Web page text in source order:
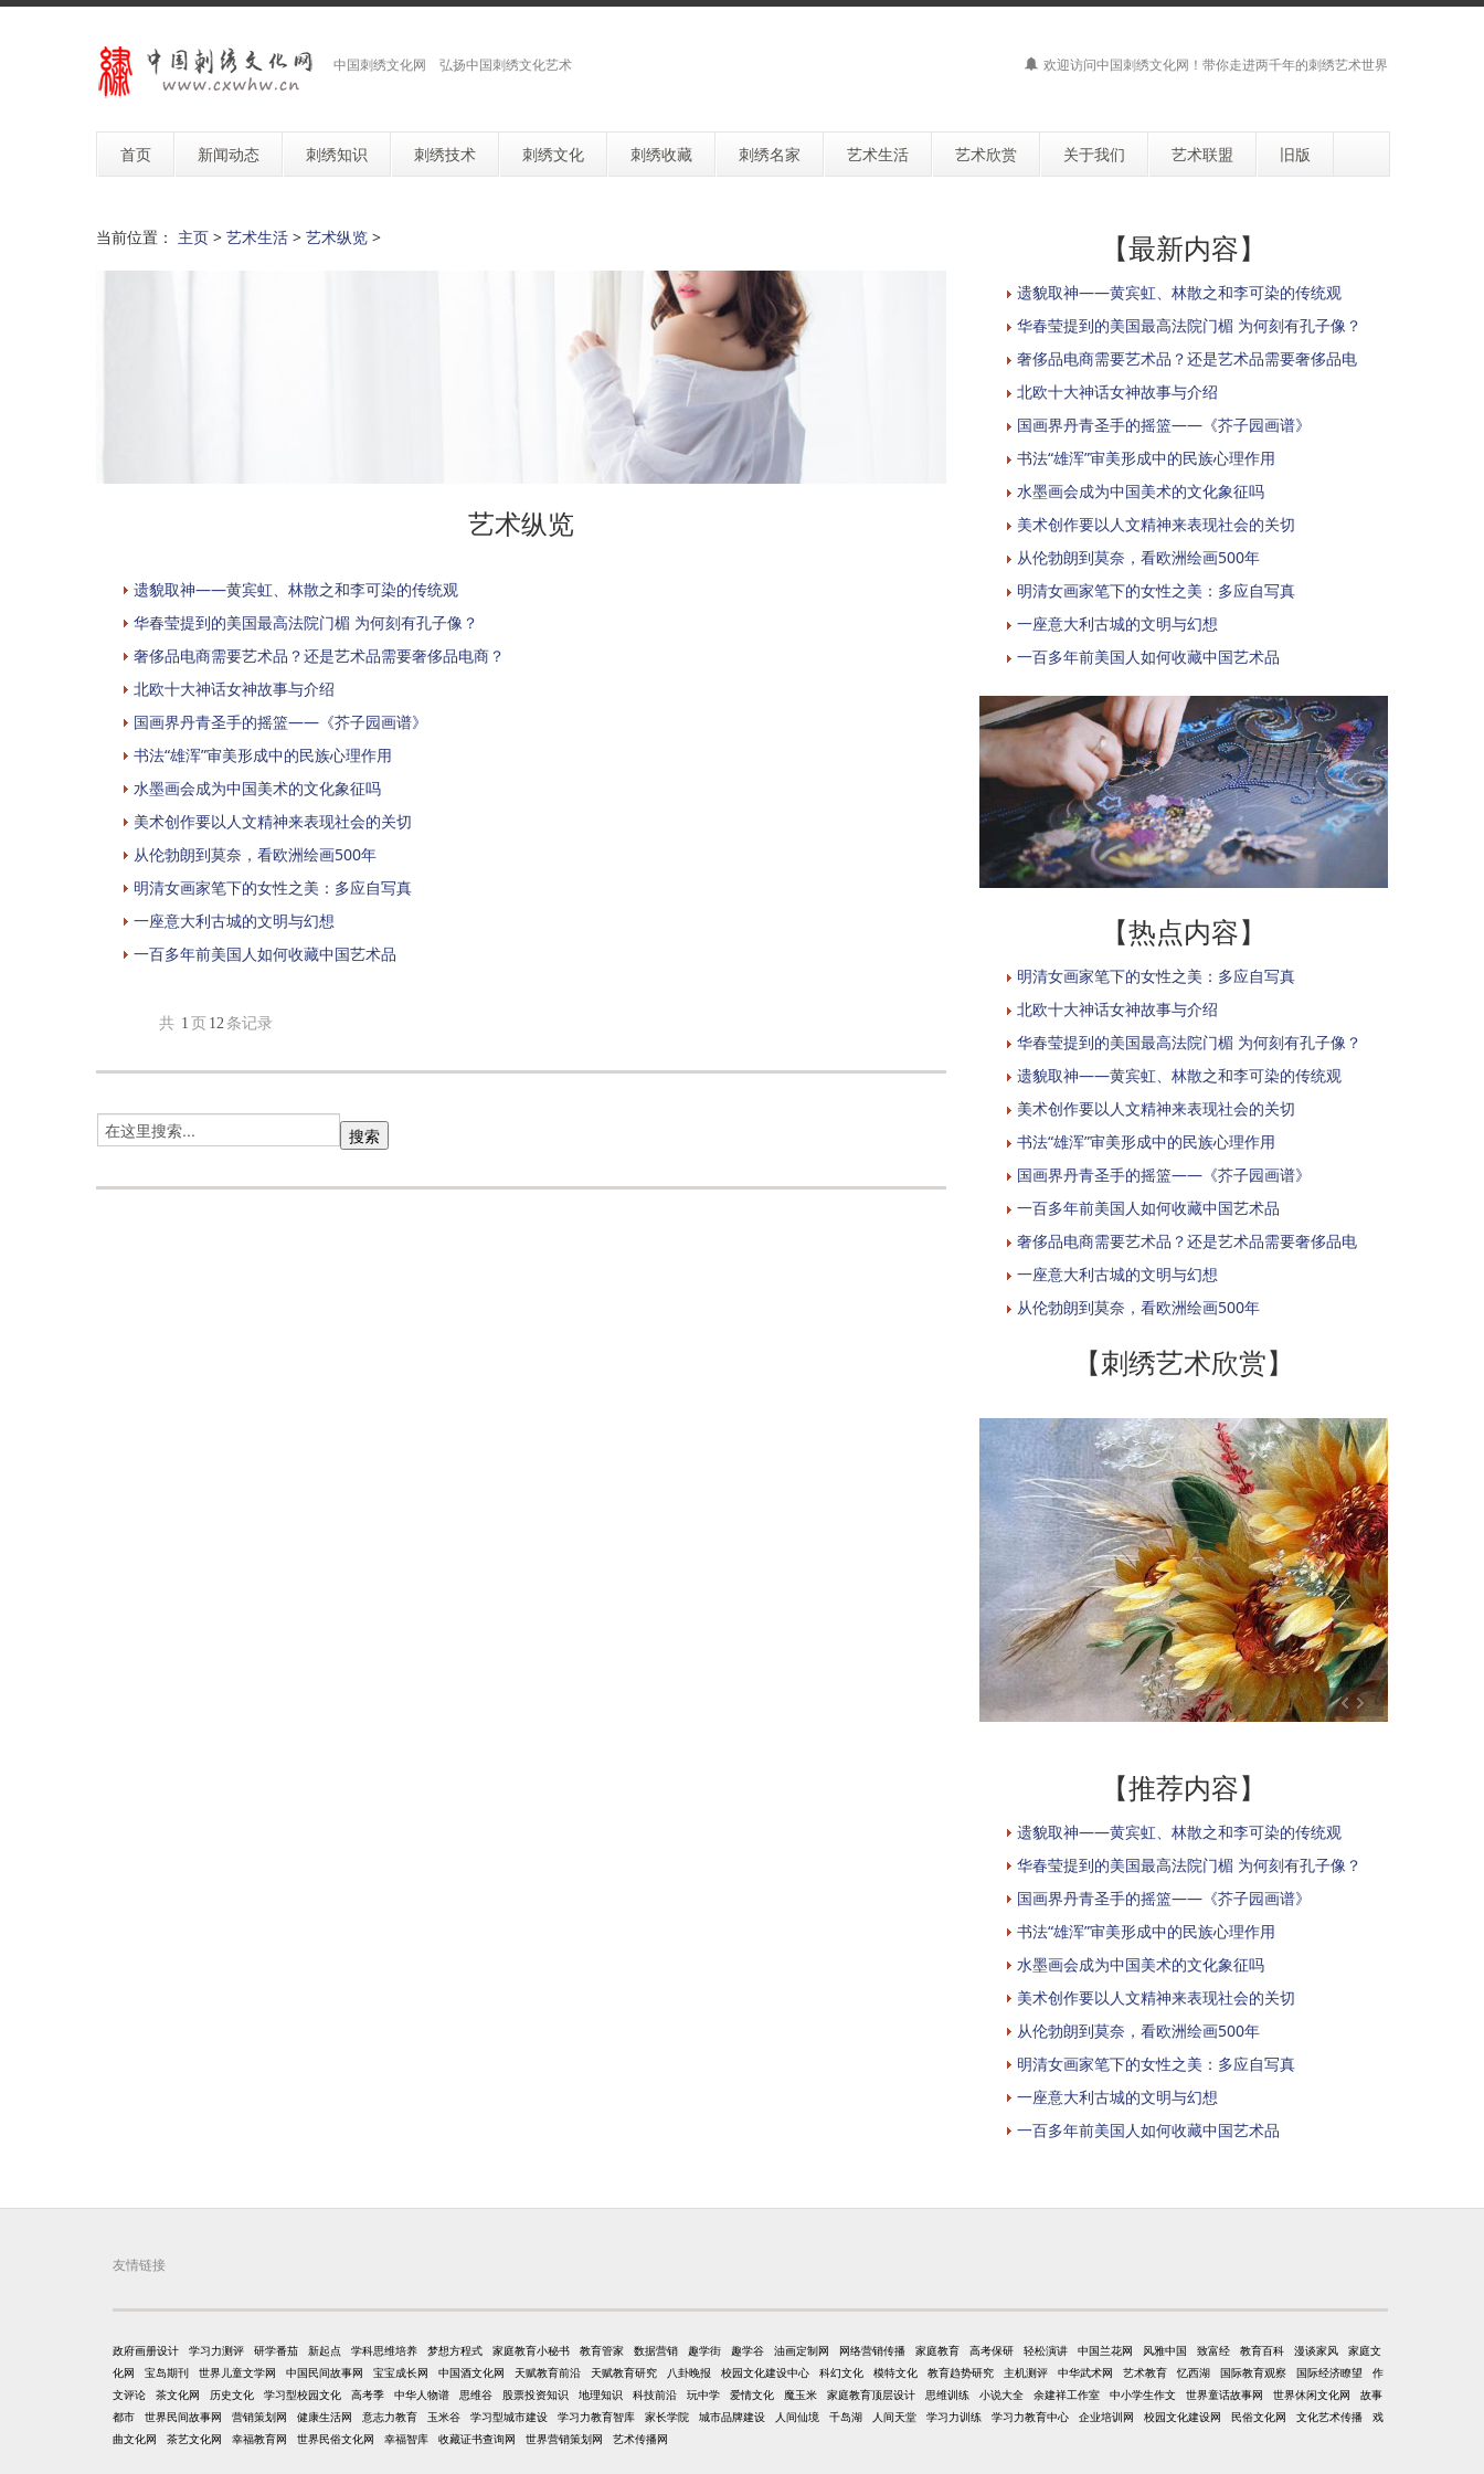
中国刺绣文化网 弘扬中国刺绣文化艺术 欢迎访问中国刺绣文化网 ！带你走进两千年的刺绣艺术世界
首页 新闻动态 刺绣知识 刺绣技术 刺绣文化 刺绣收藏 刺绣名家 艺术生活 艺术欣赏 关于我们 艺术联盟 旧版
当前位置： 主页 > 艺术生活 > 艺术纵览 >
艺术纵览
遗貌取神——黄宾虹、林散之和李可染的传统观
华春莹提到的美国最高法院门楣 为何刻有孔子像？
奢侈品电商需要艺术品？还是艺术品需要奢侈品电商？
北欧十大神话女神故事与介绍
国画界丹青圣手的摇篮——《芥子园画谱》
书法“雄浑”审美形成中的民族心理作用
水墨画会成为中国美术的文化象征吗
美术创作要以人文精神来表现社会的关切
从伦勃朗到莫奈，看欧洲绘画500年
明清女画家笔下的女性之美：多应自写真
一座意大利古城的文明与幻想
一百多年前美国人如何收藏中国艺术品
共 1 页 12 条记录
【最新内容】
遗貌取神——黄宾虹、林散之和李可染的传统观
华春莹提到的美国最高法院门楣 为何刻有孔子像？
奢侈品电商需要艺术品？还是艺术品需要奢侈品电
北欧十大神话女神故事与介绍
国画界丹青圣手的摇篮——《芥子园画谱》
书法“雄浑”审美形成中的民族心理作用
水墨画会成为中国美术的文化象征吗
美术创作要以人文精神来表现社会的关切
从伦勃朗到莫奈，看欧洲绘画500年
明清女画家笔下的女性之美：多应自写真
一座意大利古城的文明与幻想
一百多年前美国人如何收藏中国艺术品
【热点内容】
明清女画家笔下的女性之美：多应自写真
北欧十大神话女神故事与介绍
华春莹提到的美国最高法院门楣 为何刻有孔子像？
遗貌取神——黄宾虹、林散之和李可染的传统观
美术创作要以人文精神来表现社会的关切
书法“雄浑”审美形成中的民族心理作用
国画界丹青圣手的摇篮——《芥子园画谱》
一百多年前美国人如何收藏中国艺术品
奢侈品电商需要艺术品？还是艺术品需要奢侈品电
一座意大利古城的文明与幻想
从伦勃朗到莫奈，看欧洲绘画500年
【刺绣艺术欣赏】
【推荐内容】
遗貌取神——黄宾虹、林散之和李可染的传统观
华春莹提到的美国最高法院门楣 为何刻有孔子像？
国画界丹青圣手的摇篮——《芥子园画谱》
书法“雄浑”审美形成中的民族心理作用
水墨画会成为中国美术的文化象征吗
美术创作要以人文精神来表现社会的关切
从伦勃朗到莫奈，看欧洲绘画500年
明清女画家笔下的女性之美：多应自写真
一座意大利古城的文明与幻想
一百多年前美国人如何收藏中国艺术品
友情链接
政府画册设计 学习力测评 研学番茄 新起点 学科思维培养 梦想方程式 家庭教育小秘书 教育管家 数据营销 趣学街 趣学谷 油画定制网 网络营销传播 家庭教育 高考保研 轻松演讲 中国兰花网 风雅中国 致富经 教育百科 漫谈家风
家庭文
化网
宝岛期刊 世界儿童文学网 中国民间故事网 宝宝成长网 中国酒文化网 天赋教育前沿 天赋教育研究 八卦晚报 校园文化建设中心 科幻文化 模特文化 教育趋势研究 主机测评 中华武术网 艺术教育 忆西湖 国际教育观察 国际经济瞭望
作
文评论
茶文化网 历史文化 学习型校园文化 高考季 中华人物谱 思维谷 股票投资知识 地理知识 科技前沿 玩中学 爱情文化 魔玉米 家庭教育顶层设计 思维训练 小说大全 余建祥工作室 中小学生作文 世界童话故事网 世界休闲文化网
故事
都市
世界民间故事网 营销策划网 健康生活网 意志力教育 玉米谷 学习型城市建设 学习力教育智库 家长学院 城市品牌建设 人间仙境 千岛湖 人间天堂 学习力训练 学习力教育中心 企业培训网 校园文化建设网 民俗文化网 文化艺术传播
戏
曲文化网
茶艺文化网 幸福教育网 世界民俗文化网 幸福智库 收藏证书查询网 世界营销策划网 艺术传播网